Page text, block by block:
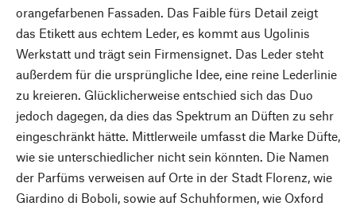
orangefarbenen Fassaden. Das Faible fürs Detail zeigt
das Etikett aus echtem Leder, es kommt aus Ugolinis
Werkstatt und trägt sein Firmensignet. Das Leder steht
außerdem für die ursprüngliche Idee, eine reine Lederlinie
zu kreieren. Glücklicherweise entschied sich das Duo
jedoch dagegen, da dies das Spektrum an Düften zu sehr
eingeschränkt hätte. Mittlerweile umfasst die Marke Düfte,
wie sie unterschiedlicher nicht sein könnten. Die Namen
der Parfüms verweisen auf Orte in der Stadt Florenz, wie
Giardino di Boboli, sowie auf Schuhformen, wie Oxford